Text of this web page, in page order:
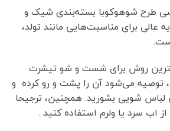
طرح شوهوکوبا بسته‌بندی شیک و
عالی برای مناسبت‌هایی مانند تولد،
روش برای شست و شو تیشرت
توصیه می‌شود آن را پشت و رو کرده و
شویی بشورید. همچنین، ترجیحا
سرد یا ولرم استفاده کنید .